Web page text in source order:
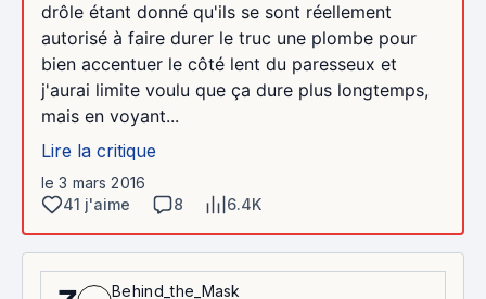
drôle étant donné qu'ils se sont réellement
autorisé à faire durer le truc une plombe pour
bien accentuer le côté lent du paresseux et
j'aurai limite voulu que ça dure plus longtemps,
mais en voyant...
Lire la critique
le 3 mars 2016
41 j'aime
8 6.4K
Behind_the_Mask